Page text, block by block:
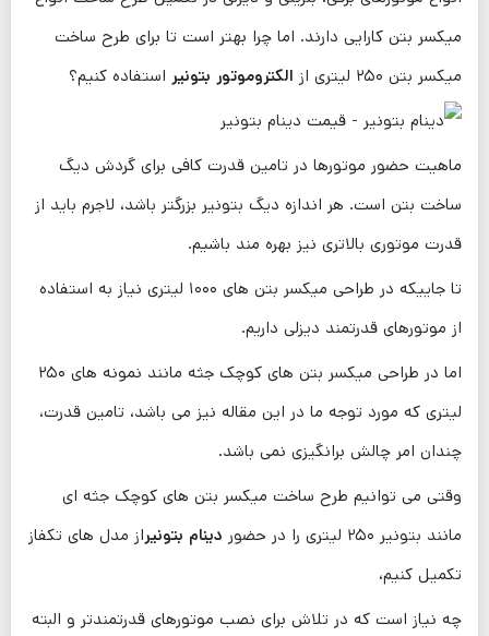
میکسر بتن کارایی دارند. اما چرا بهتر است تا برای طرح ساخت
میکسر بتن ۲۵۰ لیتری از
الکتروموتور بتونیر استفاده کنیم؟
ماهیت حضور موتورها در تامین قدرت کافی برای گردش دیگ
ساخت بتن است. هر اندازه دیگ بتونیر بزرگتر باشد، لاجرم باید از
قدرت موتوری بالاتری نیز بهره ‌مند باشیم.
تا جاییکه در طراحی میکسر بتن های ۱۰۰۰ لیتری نیاز به استفاده
از موتورهای قدرتمند دیزلی داریم.
اما در طراحی میکسر بتن های کوچک جثه مانند نمونه ‌های ۲۵۰
لیتری که مورد توجه ما در این مقاله نیز می ‌باشد، تامین قدرت،
چندان امر چالش برانگیزی نمی باشد.
وقتی می توانیم طرح ساخت میکسر بتن های کوچک جثه ‌ای
مانند بتونیر ۲۵۰ لیتری را در حضور
دینام بتونیراز مدل های تکفاز
تکمیل کنیم،
چه نیاز است که در تلاش برای نصب موتورهای قدرتمندتر و البته